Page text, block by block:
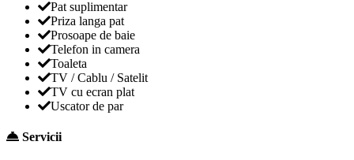
Pat suplimentar
Priza langa pat
Prosoape de baie
Telefon in camera
Toaleta
TV / Cablu / Satelit
TV cu ecran plat
Uscator de par
Servicii